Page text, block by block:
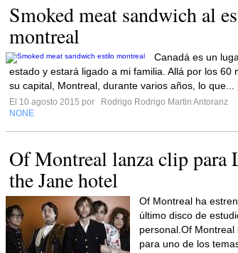
Smoked meat sandwich al
montreal
Canadá es un
estado y estará ligado a mi familia. Allá por los 60
su capital, Montreal, durante varios años, lo que...
El 10 agosto 2015 por
Rodrigo Rodrigo Martin Antoranz
NONE
Of Montreal lanza clip para
the Jane hotel
Of Montreal ha
último disco de
personal.Of
para uno de los